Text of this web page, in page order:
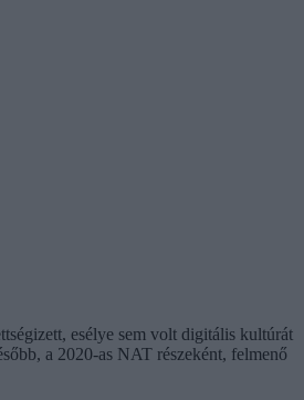
esélye sem volt digitális kultúrát
a 2020-as NAT részeként, felmenő